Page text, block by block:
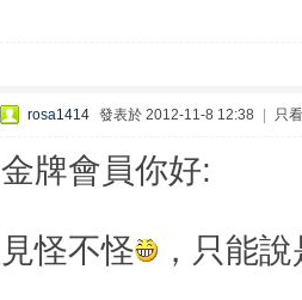
rosa1414 發表於 2012-11-8 12:38 只
金牌會員你好:
見怪不怪 ，只能